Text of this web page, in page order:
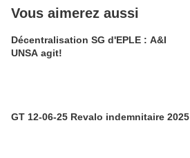
Vous aimerez aussi
Décentralisation SG d'EPLE : A&I
UNSA agit!
GT 12-06-25 Revalo indemnitaire 2025